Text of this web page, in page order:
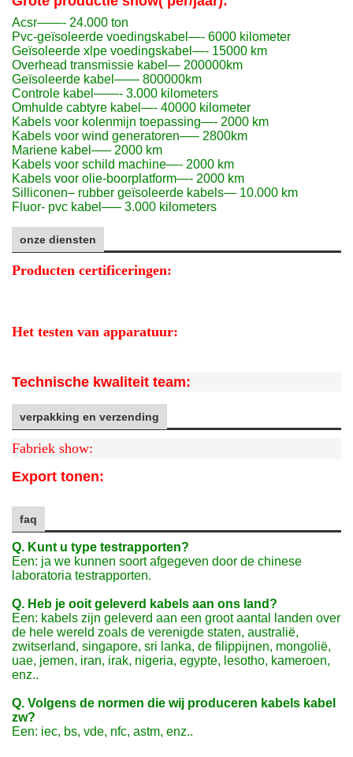
Acsr——- 24.000 ton
Pvc-geïsoleerde voedingskabel—- 6000 kilometer
Geïsoleerde xlpe voedingskabel—- 15000 km
Overhead transmissie kabel— 200000km
Geïsoleerde kabel—— 800000km
Controle kabel——- 3.000 kilometers
Omhulde cabtyre kabel—- 40000 kilometer
Kabels voor kolenmijn toepassing—- 2000 km
Kabels voor wind generatoren—– 2800km
Mariene kabel—– 2000 km
Kabels voor schild machine—- 2000 km
Kabels voor olie-boorplatform—- 2000 km
Silliconen– rubber geïsoleerde kabels— 10.000 km
Fluor- pvc kabel—– 3.000 kilometers
onze diensten
Producten certificeringen:
Het testen van apparatuur:
Technische kwaliteit team:
verpakking en verzending
Fabriek show:
Export tonen:
faq
Q. Kunt u type testrapporten?
Een: ja we kunnen soort afgegeven door de chinese
laboratoria testrapporten.
Q. Heb je ooit geleverd kabels aan ons land?
Een: kabels zijn geleverd aan een groot aantal landen over
de hele wereld zoals de verenigde staten, australië,
zwitserland, singapore, sri lanka, de filippijnen, mongolië,
uae, jemen, iran, irak, nigeria, egypte, lesotho, kameroen,
enz..
Q. Volgens de normen die wij produceren kabels kabel
zw?
Een: iec, bs, vde, nfc, astm, enz..